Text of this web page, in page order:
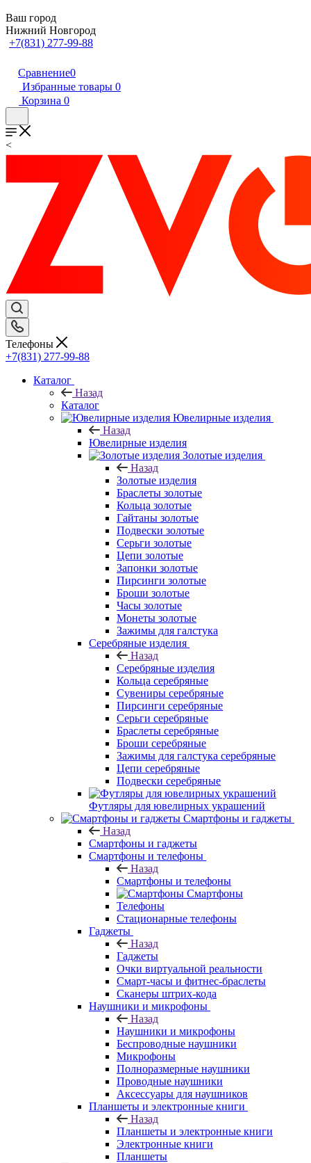
Ваш город
Нижний Новгород
+7(831) 277-99-88
Сравнение0
Избранные товары 0
Корзина 0
<
Телефоны
+7(831) 277-99-88
Каталог
Назад
Каталог
Ювелирные изделия
Назад
Ювелирные изделия
Золотые изделия
Назад
Золотые изделия
Браслеты золотые
Кольца золотые
Гайтаны золотые
Подвески золотые
Серьги золотые
Цепи золотые
Запонки золотые
Пирсинги золотые
Броши золотые
Часы золотые
Монеты золотые
Зажимы для галстука
Серебряные изделия
Назад
Серебряные изделия
Кольца серебряные
Сувениры серебряные
Пирсинги серебряные
Серьги серебряные
Браслеты серебряные
Броши серебряные
Зажимы для галстука серебряные
Цепи серебряные
Подвески серебряные
Футляры для ювелирных украшений
Смартфоны и гаджеты
Назад
Смартфоны и гаджеты
Смартфоны и телефоны
Назад
Смартфоны и телефоны
Смартфоны
Телефоны
Стационарные телефоны
Гаджеты
Назад
Гаджеты
Очки виртуальной реальности
Смарт-часы и фитнес-браслеты
Сканеры штрих-кода
Наушники и микрофоны
Назад
Наушники и микрофоны
Беспроводные наушники
Микрофоны
Полноразмерные наушники
Проводные наушники
Аксессуары для наушников
Планшеты и электронные книги
Назад
Планшеты и электронные книги
Электронные книги
Планшеты